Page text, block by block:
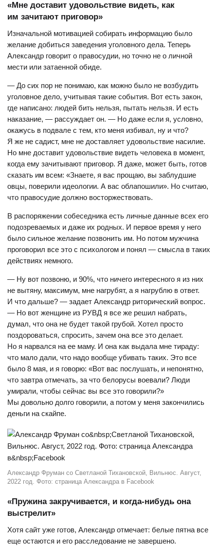
«Мне доставит удовольствие видеть, как
им зачитают приговор»
Изначальной мотивацией собирать информацию было
желание добиться заведения уголовного дела. Теперь
Александр говорит о правосудии, но точно не о личной
мести или затаенной обиде.
— До сих пор не понимаю, как можно было не возбудить
уголовное дело, учитывая такие события. Вот есть закон,
где написано: людей бить нельзя, пытать нельзя. И есть
наказание, — рассуждает он. — Но даже если я, условно,
окажусь в подвале с тем, кто меня избивал, ну и что?
Я же не садист, мне не доставляет удовольствие насилие.
Но мне доставит удовольствие видеть человека в момент,
когда ему зачитывают приговор. Я даже, может быть, готов
сказать им всем: «Знаете, я вас прощаю, вы заблудшие
овцы, поверили идеологии. А вас облапошили». Но считаю,
что правосудие должно восторжествовать.
В распоряжении собеседника есть личные данные всех его
подозреваемых и даже их родных. И первое время у него
было сильное желание позвонить им. Но потом мужчина
проговорил все это с психологом и понял — смысла в таких
действиях немного.
— Ну вот позвоню, и 90%, что ничего интересного я из них
не вытяну, максимум, мне нагрубят, а я нагрублю в ответ.
И что дальше? — задает Александр риторический вопрос.
— Но вот женщине из РУВД я все же решил набрать,
думал, что она не будет такой грубой. Хотел просто
поздороваться, спросить, зачем она все это делает.
Но я нарвался на ее маму. И она как выдала мне тираду:
что мало дали, что надо вообще убивать таких. Это все
было 8 мая, и я говорю: «Вот вас послушать, и непонятно,
что завтра отмечать, за что белорусы воевали? Люди
умирали, чтобы сейчас вы все это говорили?»
Мы довольно долго говорили, а потом у меня закончились
деньги на скайпе.
Александр Фруман со Светланой Тихановской, Вильнюс. Август,
2022 год. Фото: страница Александра в Facebook
«Пружина закручивается, и когда-нибудь она
выстрелит»
Хотя сайт уже готов, Александр отмечает: белые пятна все
еще остаются и его расследование не завершено.